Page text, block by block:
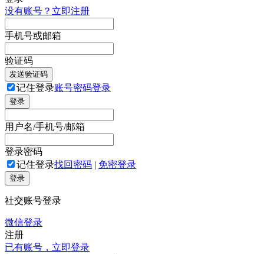
没有账号？立即注册
手机号或邮箱
验证码
发送验证码
记住登录账号密码登录
登录
用户名/手机号/邮箱
登录密码
记住登录找回密码 | 免密登录
登录
社交账号登录
微信登录
注册
已有账号，立即登录